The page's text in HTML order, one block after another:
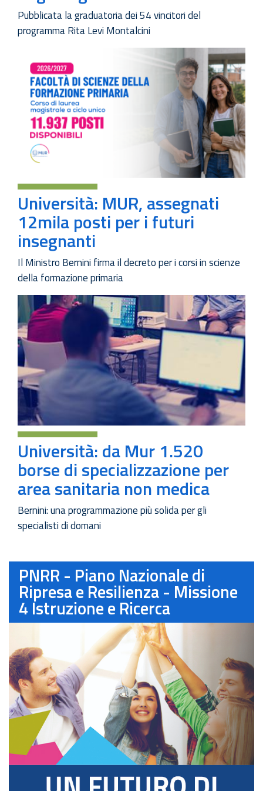
Pubblicata la graduatoria dei 54 vincitori del
programma Rita Levi Montalcini
Università: MUR, assegnati
12mila posti per i futuri
insegnanti
Il Ministro Bernini firma il decreto per i corsi in scienze
della formazione primaria
Università: da Mur 1.520
borse di specializzazione per
area sanitaria non medica
Bernini: una programmazione più solida per gli
specialisti di domani
PNRR - Piano Nazionale di
Ripresa e Resilienza - Missione
4 Istruzione e Ricerca